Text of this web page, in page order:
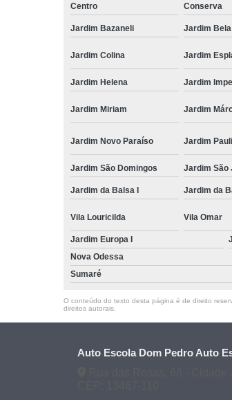
Centro Conserva
Jardim Bazaneli Jardim
Jardim Colina Jardim
Jardim Helena Jardim
Jardim Miriam Jardim
Jardim Novo Paraíso Jardim
Jardim São Domingos Jardim São
Jardim da Balsa I Jardim da
Vila Louricilda Vila Omar
Jardim Europa I
Nova Odessa
Sumaré
O conteúdo do texto desta página é de direito
direitos autorais
Auto Escola Dom Pedro Auto